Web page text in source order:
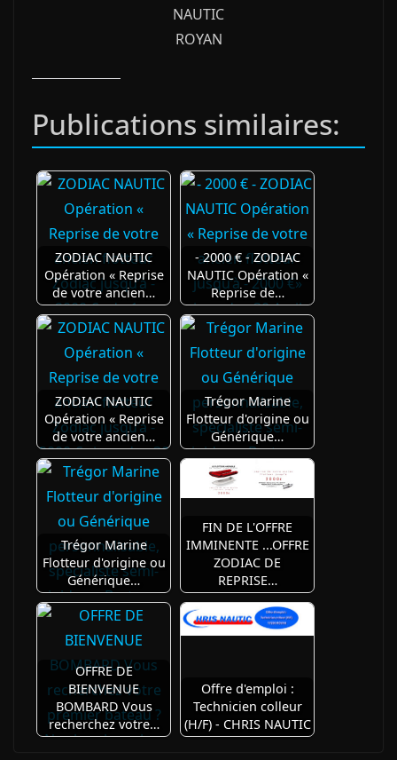
NAUTIC
ROYAN
Publications similaires:
ZODIAC NAUTIC
Opération « Reprise
de votre ancien…
- 2000 € - ZODIAC
NAUTIC Opération «
Reprise de…
ZODIAC NAUTIC
Opération « Reprise
de votre ancien…
Trégor Marine
Flotteur d'origine ou
Générique…
Trégor Marine
Flotteur d'origine ou
Générique…
FIN DE L'OFFRE
IMMINENTE ...OFFRE
ZODIAC DE
REPRISE…
OFFRE DE
BIENVENUE
BOMBARD Vous
recherchez votre…
Offre d'emploi :
Technicien colleur
(H/F) - CHRIS NAUTIC